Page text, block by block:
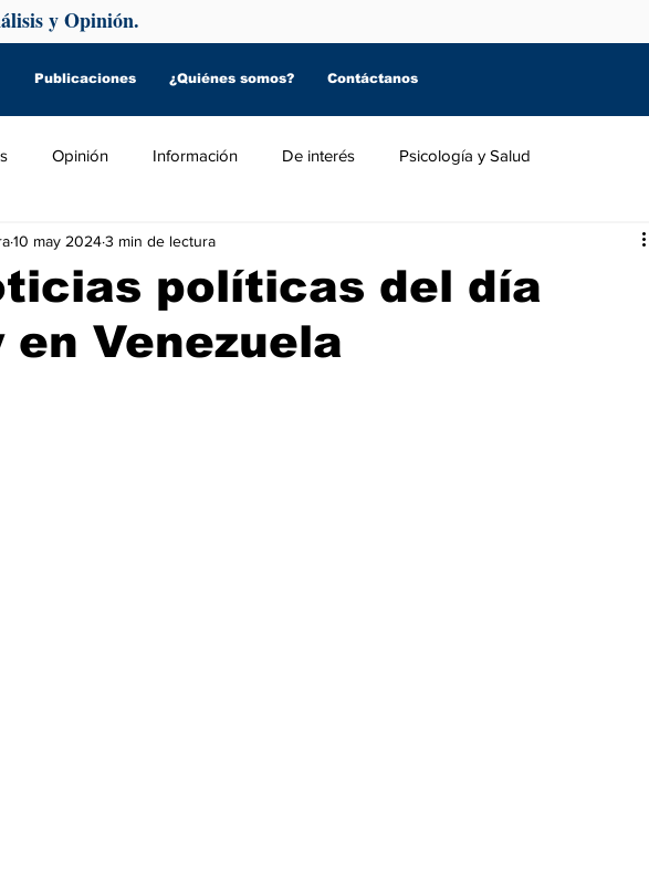
Publicaciones ¿Quiénes somos? Contáctanos
y Opinión.
Opinión Información De interés Psicología y Salud
políticas del día
en Venezuela
10 may 20243 min de lectura